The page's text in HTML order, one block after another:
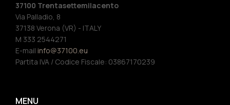
37100 Trentasettemilacento
Via Palladio, 8
37138 Verona (VR) - ITALY
M 333 2544271
E-mail info@37100.eu
Partita IVA / Codice Fiscale: 03867170239
MENU